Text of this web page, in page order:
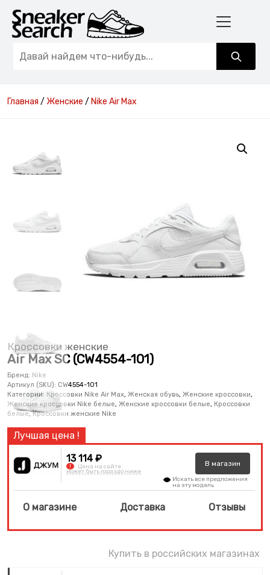
Главная / Женские / Nike Air Max
Кроссовки женские
Air Max SC (CW4554-101)
Бренд: Nike
Артикул (SKU): CW4554-101
Категории: Кроссовки Nike Air Max, Женская обувь, Женские кроссовки,
Женские кроссовки Nike белые, Женские кроссовки белые, Кроссовки
белые,Кроссовки женские Nike
13 114 ₽
! Цена на сайте
может быть гораздо ниже
В магазин
Искать все предложения
на эту модель
О магазине Доставка Отзывы
Купить в российских магазинах